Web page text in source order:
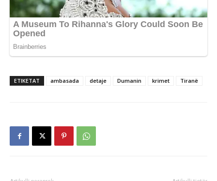
ETIKETAT ambasada detaje Dumanin krimet Tiranë